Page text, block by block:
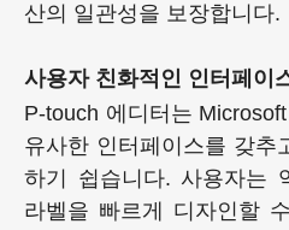
산의 일관성을 보장합니다.
사용자 친화적인 인터페이
P-touch 에디터는
유사한 인터페이스를 갖추
하기 쉽습니다. 사용자는
라벨을 빠르게 디자인할